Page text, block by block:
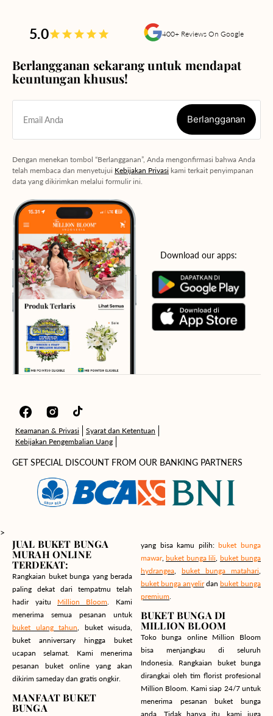
5.0 400+ Reviews On Google
Berlangganan sekarang untuk mendapat
keuntungan khusus!
Email Anda Berlangganan
Dengan menekan tombol “Berlangganan”, Anda mengonfirmasi bahwa Anda
telah membaca dan menyetujui Kebijakan Privasi kami terkait penyimpanan
data yang dikirimkan melalui formulir ini.
Download our apps:
FacebookInstagramTikTok
Keamanan & Privasi
Syarat dan Ketentuan
Kebijakan Pengembalian Uang
GET SPECIAL DISCOUNT FROM OUR BANKING PARTNERS
>
JUAL BUKET BUNGA
MURAH ONLINE
TERDEKAT:
Rangkaian buket bunga yang berada
paling dekat dari tempatmu telah
hadir yaitu Million Bloom. Kami
menerima semua pesanan untuk
buket ulang tahun, buket wisuda,
buket anniversary hingga buket
ucapan selamat. Kami menerima
pesanan buket online yang akan
dikirim sameday dan gratis ongkir.
MANFAAT BUKET
BUNGA
yang bisa kamu pilih: buket bunga
mawar, buket bunga lili, buket bunga
hydrangea, buket bunga matahari,
buket bunga anyelirdan buket bunga
premium.
BUKET BUNGA DI
MILLION BLOOM
Toko bunga online Million Bloom
bisa menjangkau di seluruh
Indonesia. Rangkaian buket bunga
dirangkai oleh tim florist profesional
Million Bloom. Kami siap 24/7 untuk
menerima pesanan buket bunga
anda. Tidak hanya itu, kami juga